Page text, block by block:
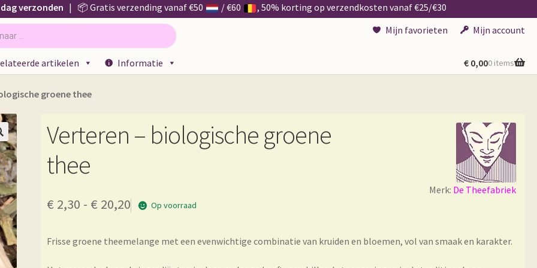
verzonden | 📦 Gratis verzending vanaf €50 / €60
, 50% korting op verzendkosten vanaf €25/€30
Mijn favorieten Mijn account
artikelen Informatie € 0,000 items
groene thee
Merk: De Theefabriek
Verteren – biologische groene
thee
€ 2,30 - € 20,20Prijsklasse:
tot
Op voorraad
Frisse groene theemelange met een evenwichtige combinatie van kruiden en bloemen, vol van smaak en karakter.